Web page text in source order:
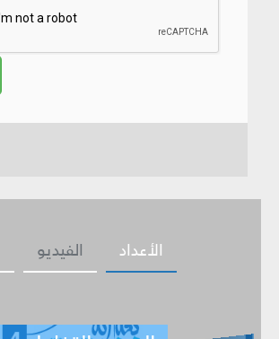
الفيديو الأعداد